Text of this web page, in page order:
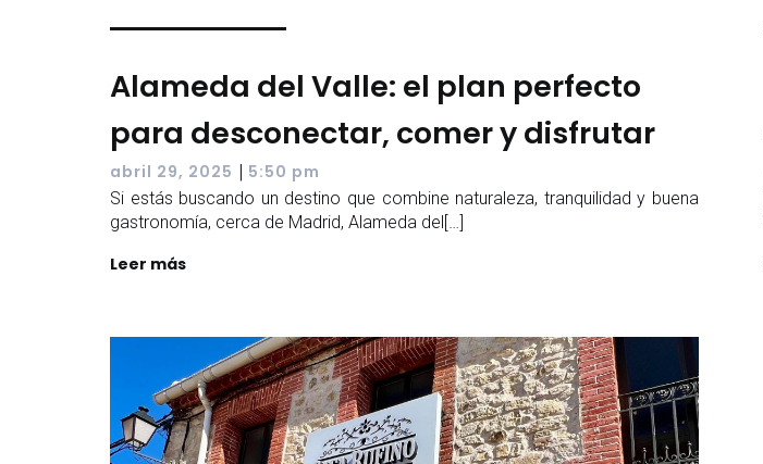
Alameda del Valle: el plan perfecto
para desconectar, comer y disfrutar
abril 29, 2025 | 5:50 pm
Si estás buscando un destino que combine naturaleza, tranquilidad y buena
gastronomía, cerca de Madrid, Alameda del[…]
Leer más